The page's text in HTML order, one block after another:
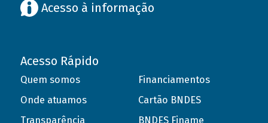
Acesso à informação
Acesso Rápido
Quem somos
Onde atuamos
Transparência
Financiamentos
Cartão BNDES
BNDES Finame